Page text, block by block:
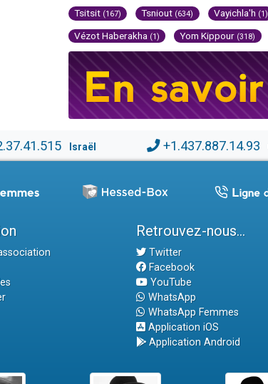
Tsitsit (167) Tsniout (634) Vayichla'h (1)
Vézot Haberakha (1) Yom Kippour (318)
Israël +1.437.887.14.93
Retrouvez-nous...
Twitter
Facebook
YouTube
WhatsApp
WhatsApp Femmes
Application iOS
Application Android